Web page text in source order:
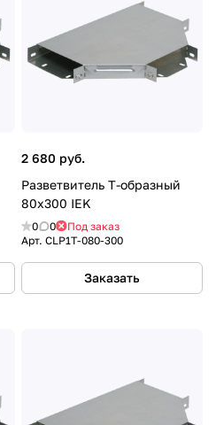
2 680 руб.
Разветвитель Т-образный
80х300 IEK
0 0
Под заказ
Арт. CLP1T-080-300
Заказать